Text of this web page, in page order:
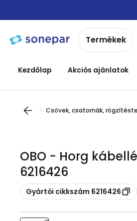
navigációhoztartalomra
Termékek
Kezdőlap Akciós ajánlatok
Csövek, csatornák,
OBO - Horg
6216426
Másolás
Gyártói cikkszám 6216426